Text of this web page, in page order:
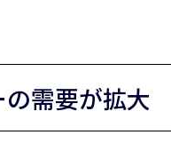
需要が拡大